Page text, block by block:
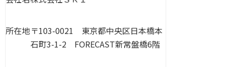
所在地〒103-0021 東京都中央区日本橋本
石町3-1-2 FORECAST新常盤橋6階